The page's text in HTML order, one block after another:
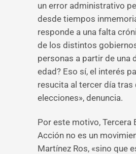
un error administrativo
desde tiempos
responde a una falta
de los distintos
personas a partir de una
edad? Eso sí, el interés
resucita al tercer día tras
elecciones», denuncia.
Por este motivo, Tercera
Acción no es un
Martínez Ros, «sino que